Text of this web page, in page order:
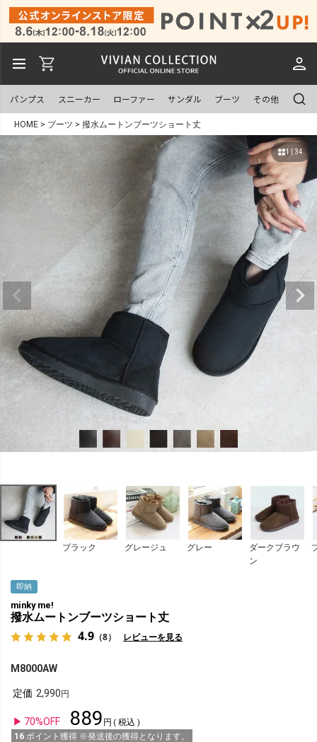
パンプス スニーカー ローファー サンダル ブーツ その他
HOME ブーツ 撥水ムートンブーツショート丈
1 | 34
ブラック グレージュ グレー
ダークブラウ
ン
即納
minky me!
撥水ムートンブーツショート丈
4.9 （8） レビューを見る
M8000AW
定価 2,990
70%OFF 889
税込
16 ポイント獲得 ※発送後の獲得となります。